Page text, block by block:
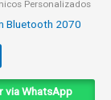
Personalizados
Bluetooth 2070
via WhatsApp